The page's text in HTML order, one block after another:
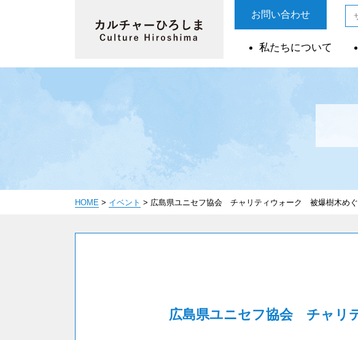
お問い合わせ
私たちについて
HOME > イベント > 広島県ユニセフ協会 チャリティウォーク 被爆樹木めぐ
広島県ユニセフ協会 チャリ